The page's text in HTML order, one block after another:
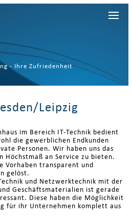
- Ihre Zufriedenheit
Leipzig
im Bereich IT-Technik bedient
die gewerblichen Endkunden
Personen. Wir haben uns das
Höchstmaß an Service zu bieten.
Vorhaben transparent und
gelöst.
und Netzwerktechnik mit der
Geschäftsmaterialien ist gerade
Diese haben die Möglichkeit
für ihr Unternehmen komplett aus